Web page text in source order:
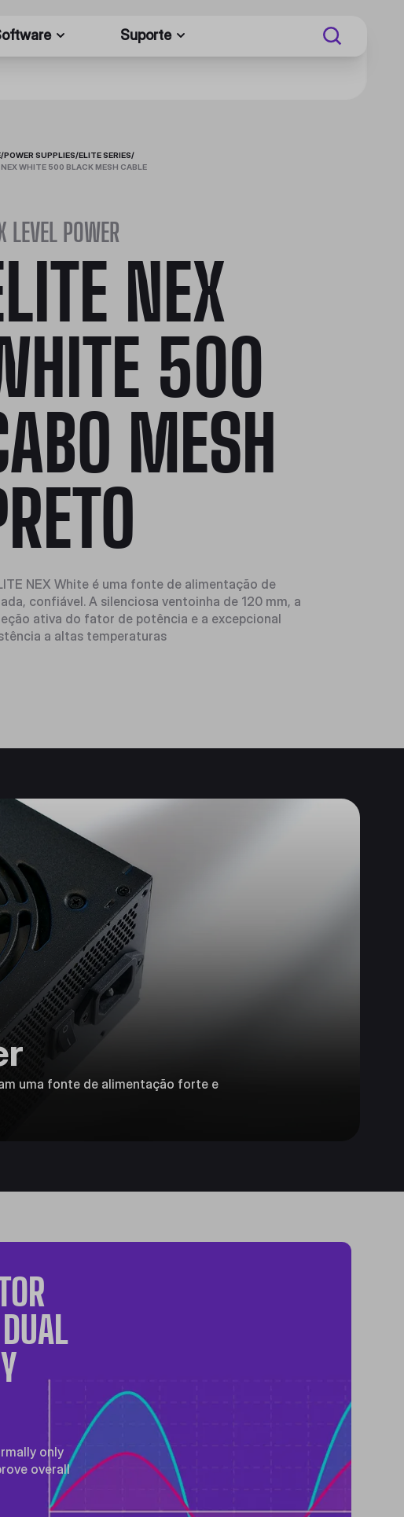
Suporte
/POWER SUPPLIES/ELITE SERIES/
WHITE 500 BLACK MESH CABLE
LEVEL POWER
NEX
500
MESH
NEX White é uma fonte de alimentação de
confiável. A silenciosa ventoinha de 120 mm, a
ativa do fator de potência e a excepcional
a altas temperaturas
uma fonte de alimentação forte e
only
overall